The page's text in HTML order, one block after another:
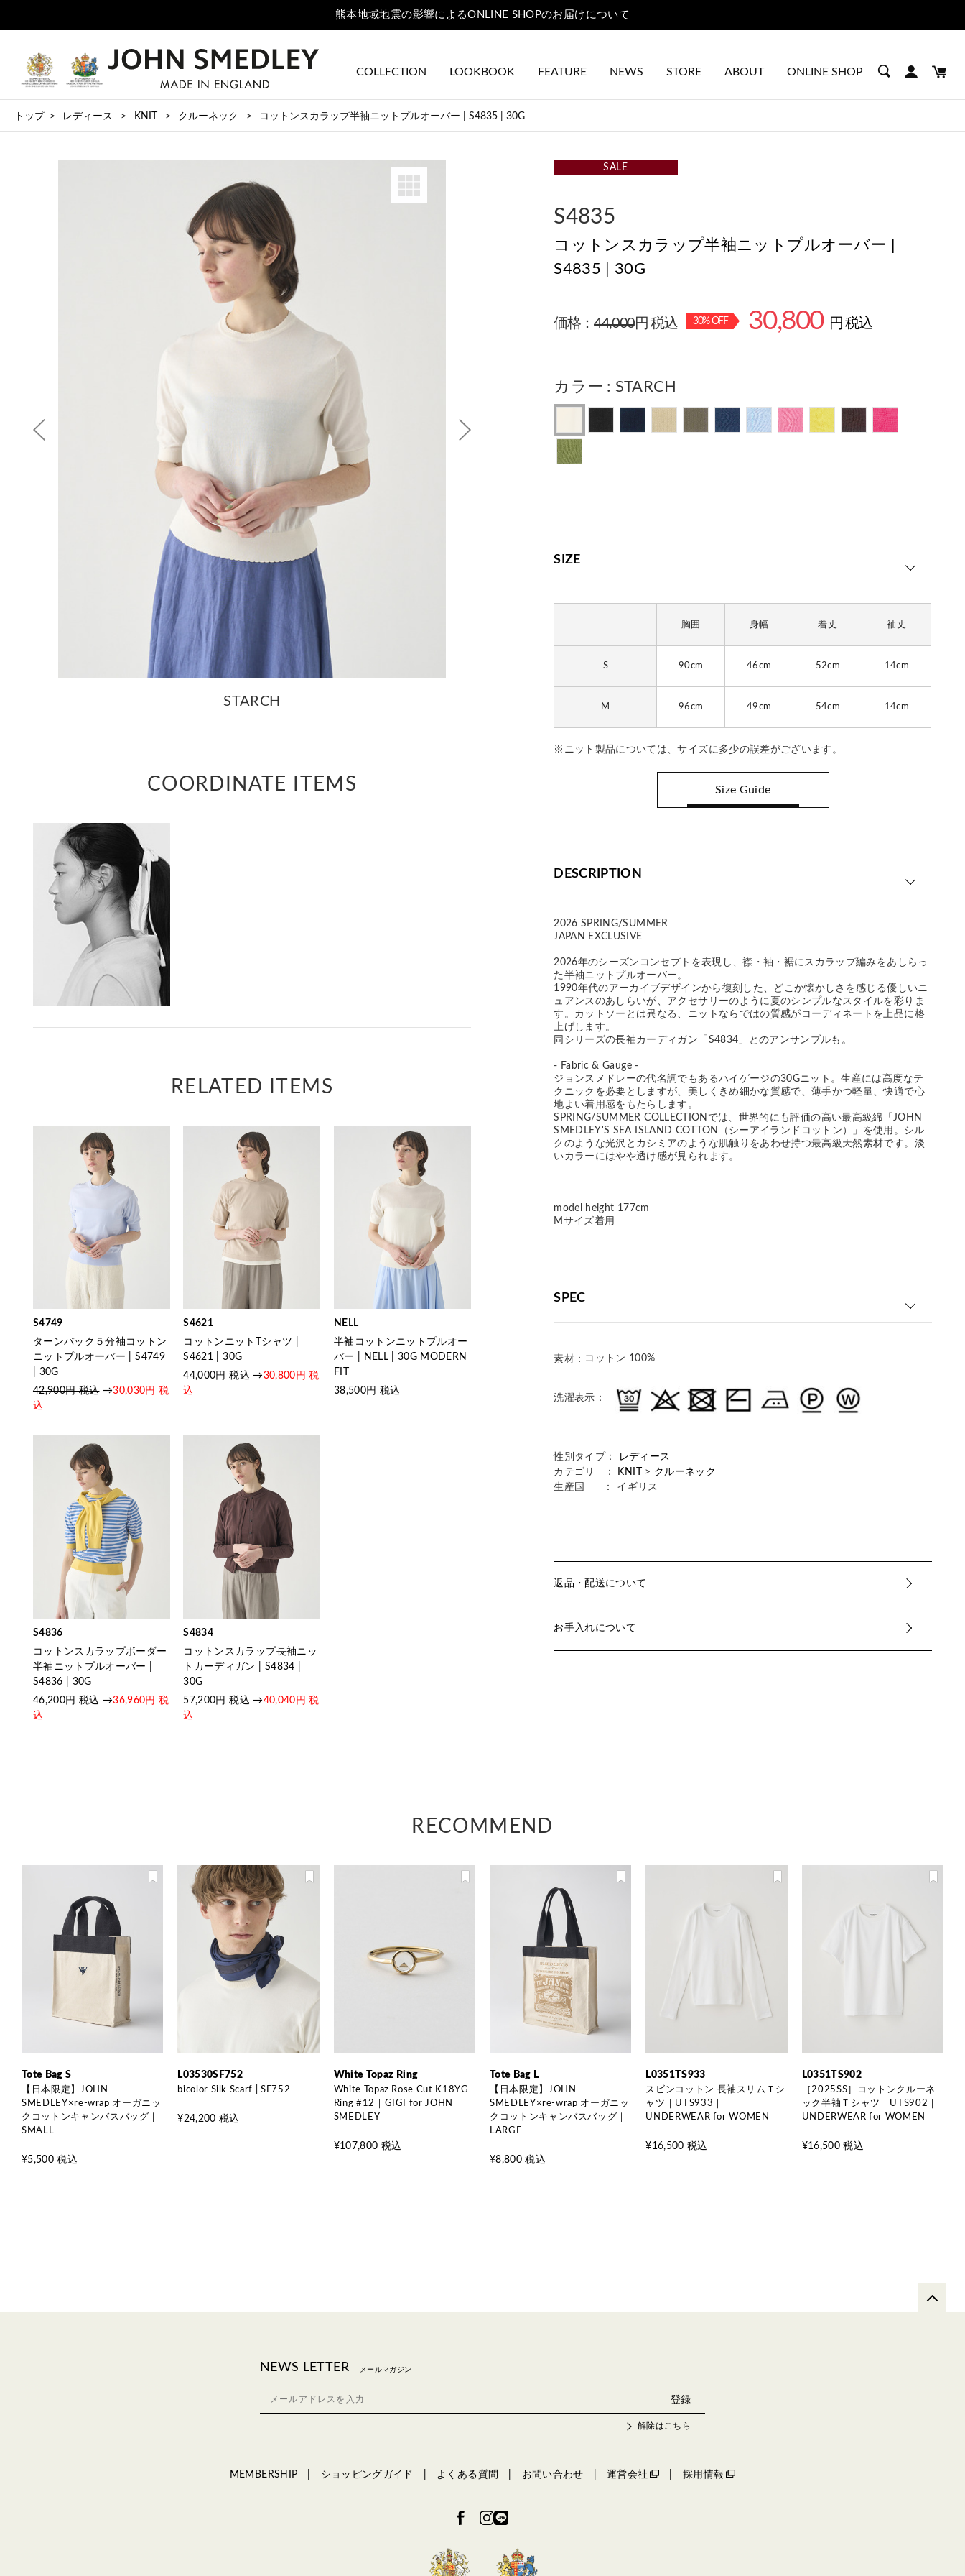
PRE ORDER｜2026秋冬コレクション先行予約会 | 7/10 - 8/30
COLLECTION LOOKBOOK FEATURE NEWS STORE ABOUT ONLINE SHOP
トップ レディース KNIT クルーネック コットンスカラップ半袖ニットプルオーバー | S4835 | 30G
STARCH
COORDINATE ITEMS
RELATED ITEMS
S4749
ターンバック５分袖コットン
ニットプルオーバー | S4749
| 30G
42,900円 税込→30,030円 税
込
S4621
コットンニットTシャツ |
S4621 | 30G
44,000円 税込→30,800円 税
込
NELL
半袖コットンニットプルオー
バー | NELL | 30G MODERN
FIT
38,500円 税込
S4836
コットンスカラップボーダー
半袖ニットプルオーバー |
S4836 | 30G
46,200円 税込→36,960円 税
込
S4834
コットンスカラップ長袖ニッ
トカーディガン | S4834 |
30G
57,200円 税込→40,040円 税
込
SALE
S4835
コットンスカラップ半袖ニットプルオーバー |
S4835 | 30G
価格：44,000円 税込 30% OFF 30,800 円 税込
カラー STARCH
SIZE
胸囲 身幅 着丈 袖丈
S 90cm 46cm 52cm 14cm
M 96cm 49cm 54cm 14cm
※ニット製品については、サイズに多少の誤差がございます。
Size Guide
DESCRIPTION
2026 SPRING/SUMMER
JAPAN EXCLUSIVE
2026年のシーズンコンセプトを表現し、襟・袖・裾にスカラップ編みをあしらっ
た半袖ニットプルオーバー。
1990年代のアーカイブデザインから復刻した、どこか懐かしさを感じる優しいニ
ュアンスのあしらいが、アクセサリーのように夏のシンプルなスタイルを彩りま
す。カットソーとは異なる、ニットならではの質感がコーディネートを上品に格
上げします。
同シリーズの長袖カーディガン「S4834」とのアンサンブルも。
- Fabric & Gauge -
ジョンスメドレーの代名詞でもあるハイゲージの30Gニット。生産には高度なテ
クニックを必要としますが、美しくきめ細かな質感で、薄手かつ軽量、快適で心
地よい着用感をもたらします。
SPRING/SUMMER COLLECTIONでは、世界的にも評価の高い最高級綿「JOHN
SMEDLEY'S SEA ISLAND COTTON（シーアイランドコットン）」を使用。シル
クのような光沢とカシミアのような肌触りをあわせ持つ最高級天然素材です。淡
いカラーにはやや透け感が見られます。
model height 177cm
Mサイズ着用
SPEC
素材： コットン 100%
洗濯表示：
性別タイプ：
レディース
カテゴリ ：
KNIT > クルーネック
生産国
： イギリス
返品・配送について
お手入れについて
RECOMMEND
Tote Bag S
【日本限定】JOHN
SMEDLEY×re-wrap オーガニッ
クコットンキャンバスバッグ｜
SMALL
¥5,500 税込
L03530SF752
bicolor Silk Scarf | SF752
¥24,200 税込
White Topaz Ring
White Topaz Rose Cut K18YG
Ring #12｜GIGI for JOHN
SMEDLEY
¥107,800 税込
Tote Bag L
【日本限定】JOHN
SMEDLEY×re-wrap オーガニッ
クコットンキャンバスバッグ｜
LARGE
¥8,800 税込
L0351TS933
スビンコットン 長袖スリムＴシ
ャツ｜UTS933｜
UNDERWEAR for WOMEN
¥16,500 税込
L0351TS902
［2025SS］コットンクルーネ
ック半袖Ｔシャツ｜UTS902｜
UNDERWEAR for WOMEN
¥16,500 税込
NEWS LETTER メールマガジン
解除はこちら
MEMBERSHIP ショッピングガイド よくある質問 お問い合わせ 運営会社 採用情報